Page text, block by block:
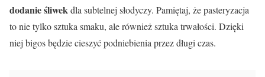
dodanie śliwekdla subtelnej słodyczy. Pamiętaj, że pasteryzacja
to nie tylko sztuka smaku, ale również sztuka trwałości. Dzięki
niej bigos będzie cieszyć podniebienia przez długi czas.